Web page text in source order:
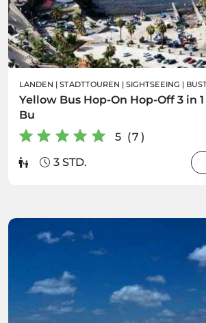
LANDEN | STADTTOUREN | SIGHTSEEING |
Yellow Bus Hop-On Hop-Off 3 in
Bu
5 (7)
3 STD.